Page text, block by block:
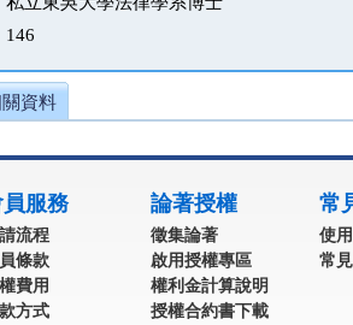
146
資料
服務
流程
條款
費用
方式
論著授權
徵集論著
啟用授權專區
權利金計算說明
授權合約書下載
常
使
常